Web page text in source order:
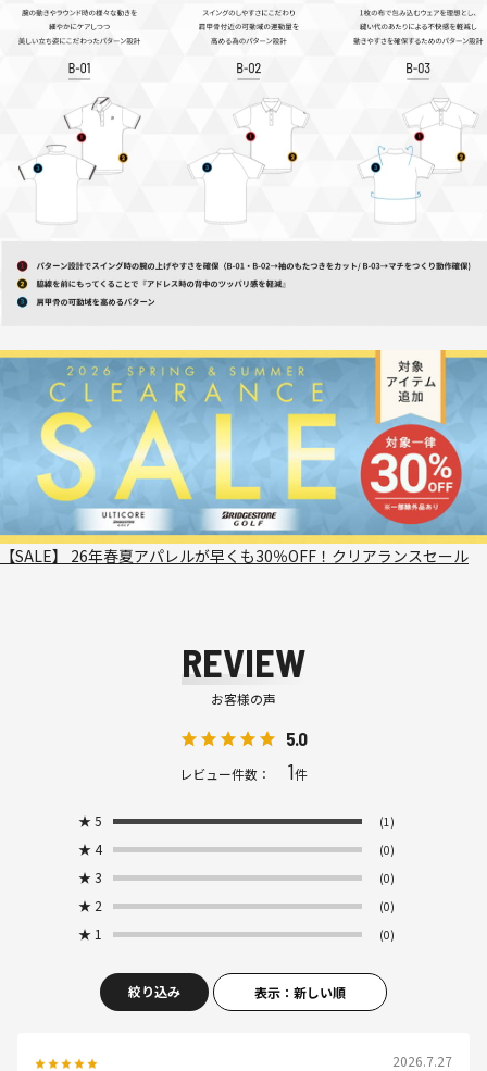
【SALE】 26年春夏アパレルが早くも30％OFF！クリアランスセール
REVIEW
お客様の声
5.0
レビュー件数： 1件
★ 5 (1)
★ 4 (0)
★ 3 (0)
★ 2 (0)
★ 1 (0)
絞り込み 表示：新しい順
2026.7.27